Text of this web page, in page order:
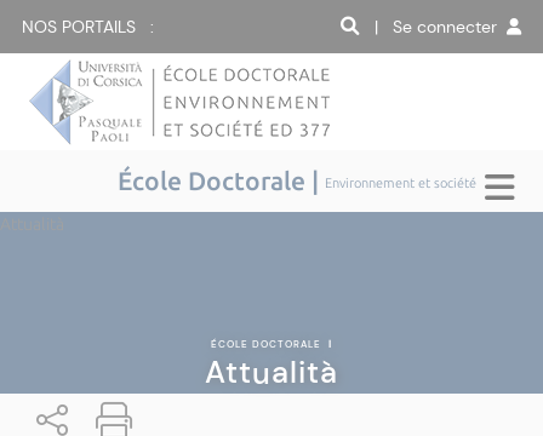
NOS PORTAILS : | Se connecter
École Doctorale | Environnement et société
ÉCOLE DOCTORALE |
Attualità